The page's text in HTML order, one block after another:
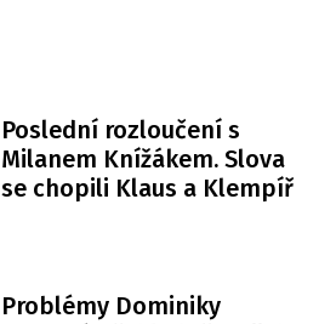
Poslední rozloučení s
Milanem Knížákem. Slova
se chopili Klaus a Klempíř
Problémy Dominiky